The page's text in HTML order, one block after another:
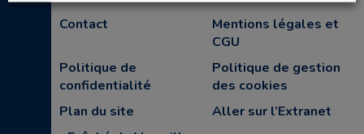
Contact
Mentions légales et
CGU
Politique de
confidentialité
Politique de gestion
des cookies
Plan du site
Aller sur l’Extranet